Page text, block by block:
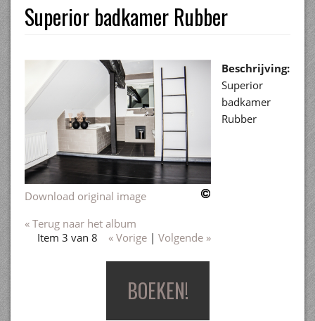
Superior badkamer Rubber
Download original image
« Terug naar het album
Item 3 van 8
« Vorige| Volgende »
Beschrijving:
Superior
badkamer
Rubber
BOEKEN!